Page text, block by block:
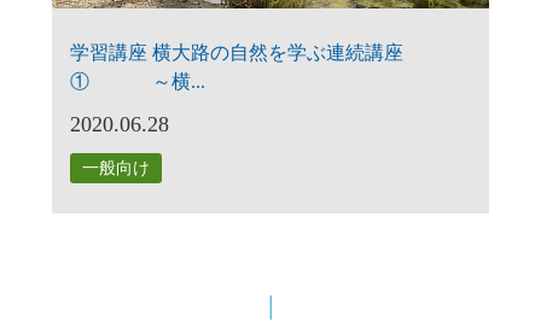
学習講座 横大路の自然を学ぶ連続講座
① ～横...
2020.06.28
一般向け
|